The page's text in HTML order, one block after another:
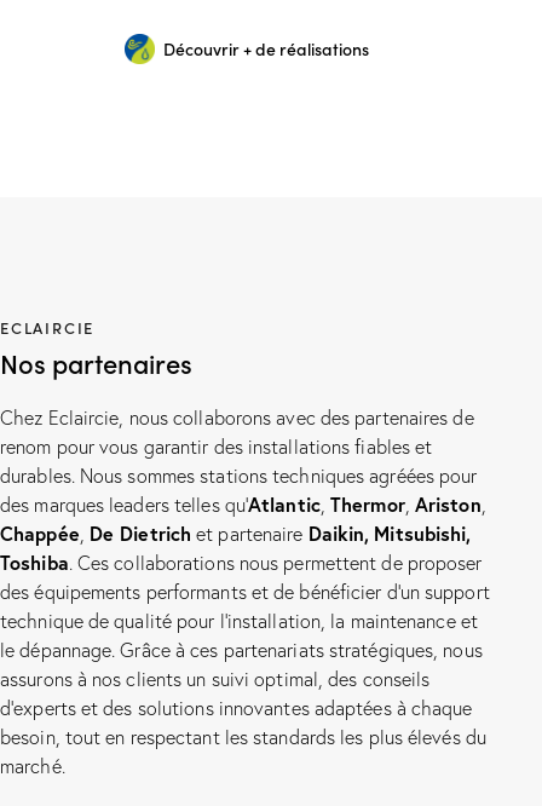
Découvrir + de réalisations
ECLAIRCIE
Nos partenaires
Chez Eclaircie, nous collaborons avec des partenaires de
renom pour vous garantir des installations fiables et
durables. Nous sommes stations techniques agréées pour
des marques leaders telles qu’Atlantic,Thermor, Ariston,
Chappée, De Dietrich et partenaire Daikin, Mitsubishi,
Toshiba. Ces collaborations nous permettent de proposer
des équipements performants et de bénéficier d’un support
technique de qualité pour l’installation, la maintenance et
le dépannage. Grâce à ces partenariats stratégiques, nous
assurons à nos clients un suivi optimal, des conseils
d’experts et des solutions innovantes adaptées à chaque
besoin, tout en respectant les standards les plus élevés du
marché.